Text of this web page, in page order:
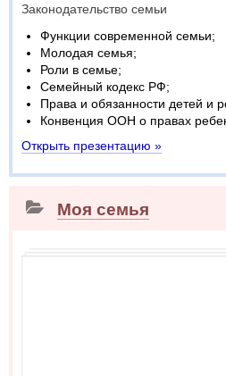
Законодательство семьи
Функции современной семьи;
Молодая семья;
Роли в семье;
Семейный кодекс РФ;
Права и обязанности детей и
Конвенция ООН о правах
Открыть презентацию »
Моя семья